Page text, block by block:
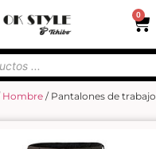
0
Hombre / Pantalones de trabajo